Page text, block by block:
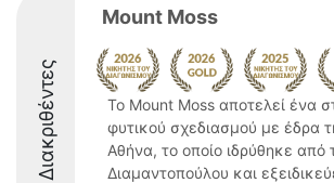
Διακριθέντες
Mount Moss
Το Mount Moss αποτελεί ένα
φυτικού σχεδιασμού με έδρα
Αθήνα, το οποίο ιδρύθηκε από
Διαμαντοπούλου και